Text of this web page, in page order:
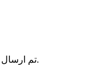
تم ارسال رابط استعادة كلمة المرور الى بريدك بنجاح.